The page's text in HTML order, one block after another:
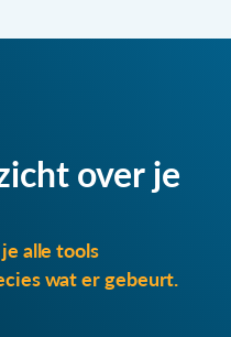
over je
alle tools
wat er gebeurt.